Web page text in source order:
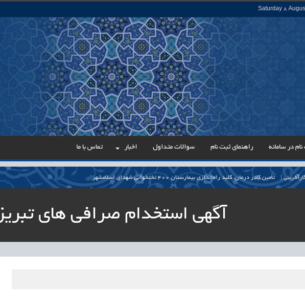
در سامانه راهنمای ثبت نام سوالات متداول اخبار تماس با ما
تأمین کادر درمان، کلید راه‌اندازی بیمارستان ۴۰۰ تختخوابی شهدای اسلامشهر
قرارداد کار معین، راهکار پایدار برای ساماندهی معلمان حق‌التدریس آزاد
رئیس مرکز منابع انسانی آموزش‌وپرورش: داوطلبان ردصلاحیت‌شده حق اعتراض دارند
آگهی استخدام صرافی های تبریز